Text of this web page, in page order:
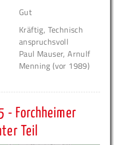
Gut
Kräftig, Technisch
anspruchsvoll
Paul Mauser, Arnulf
Menning (vor 1989)
- Forchheimer
Teil